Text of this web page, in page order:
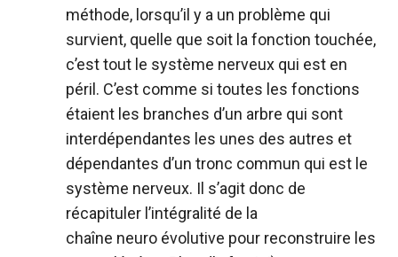
méthode, lorsqu’il y a un problème qui
survient, quelle que soit la fonction touchée,
c’est tout le système nerveux qui est en
péril. C’est comme si toutes les fonctions
étaient les branches d’un arbre qui sont
interdépendantes les unes des autres et
dépendantes d’un tronc commun qui est le
système nerveux. Il s’agit donc de
récapituler l’intégralité de la
chaîne neuro évolutive pour reconstruire les